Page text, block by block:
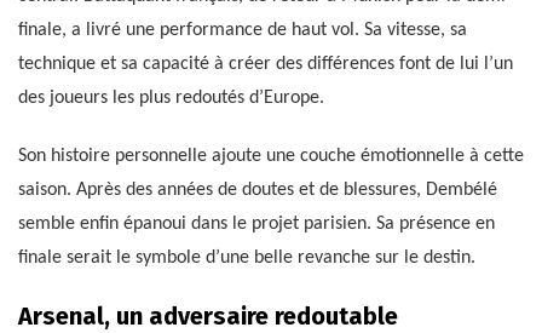
finale, a livré une performance de haut vol. Sa vitesse, sa
technique et sa capacité à créer des différences font de lui l’un
des joueurs les plus redoutés d’Europe.
Son histoire personnelle ajoute une couche émotionnelle à cette
saison. Après des années de doutes et de blessures, Dembélé
semble enfin épanoui dans le projet parisien. Sa présence en
finale serait le symbole d’une belle revanche sur le destin.
Arsenal, un adversaire redoutable